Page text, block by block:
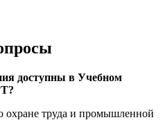
доступны в Учебном
труда и промышленной